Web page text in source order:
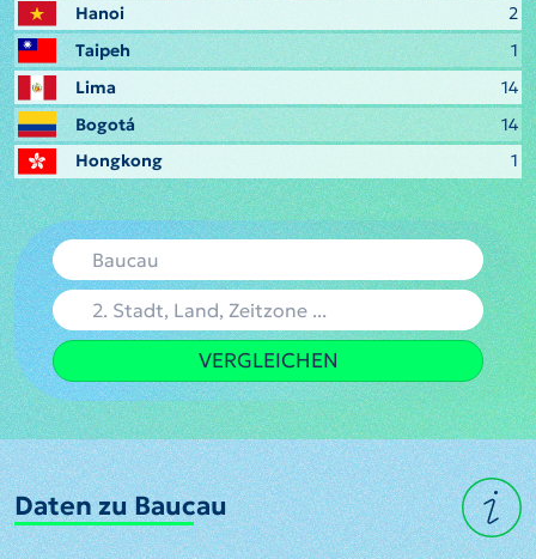
Hanoi
2
Taipeh
1
Lima
14
Bogotá
14
Hongkong
1
VERGLEICHEN
Daten zu Baucau